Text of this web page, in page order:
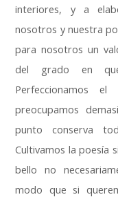
interiores, y a
nosotros y nuestra
para nosotros un
del grado en
Perfeccionamos
preocupamos
punto conserva
Cultivamos la poesía
bello no
modo que si